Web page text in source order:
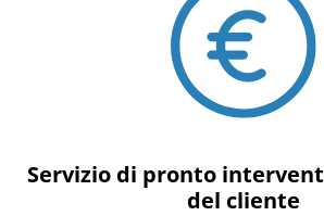
Servizio di pronto
del cliente